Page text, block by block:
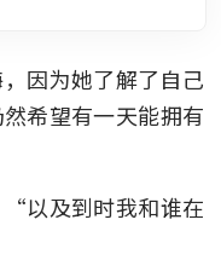
因为她了解了自己
希望有一天能拥有
以及到时我和谁在